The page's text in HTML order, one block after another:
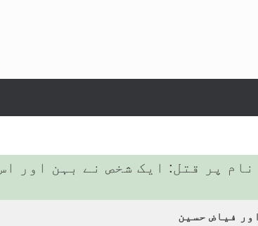
پر قتل: ایک شخص نے بہن اور
فیاض حسین